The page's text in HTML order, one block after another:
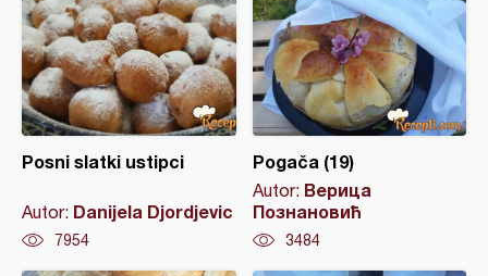
Posni slatki ustipci
Autor: Danijela Djordjevic
7954
Pogača (19)
Autor: Верица
Познановић
3484